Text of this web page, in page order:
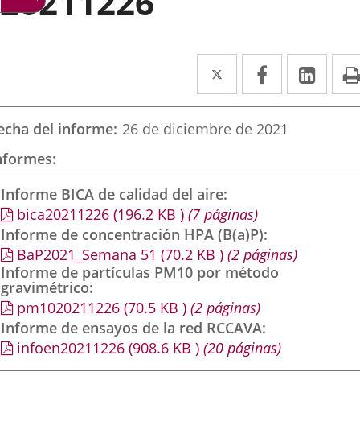
Twitter
Enlace
a
una
externa.
Facebook
Enlace
a
una
externa.
a
del informe 26 de diciembre de 2021
Informe BICA de calidad del aire
bica20211226 (196.2 KB ) (7 páginas)
Informe de concentración HPA (B(a)P)
BaP2021_Semana 51 (70.2 KB ) (2 páginas)
Informe de partículas PM10 por método
gravimétrico
pm1020211226 (70.5 KB ) (2 páginas)
Informe de ensayos de la red RCCAVA
infoen20211226 (908.6 KB ) (20 páginas)